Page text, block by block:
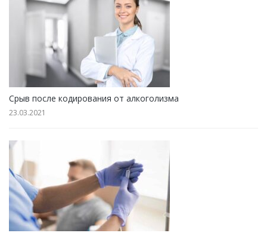
Срыв после кодирования от алкоголизма
23.03.2021